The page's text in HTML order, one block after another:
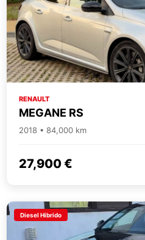
RENAULT
MEGANE RS
2018 • 84,000 km
27,900 €
Diesel Hibrido